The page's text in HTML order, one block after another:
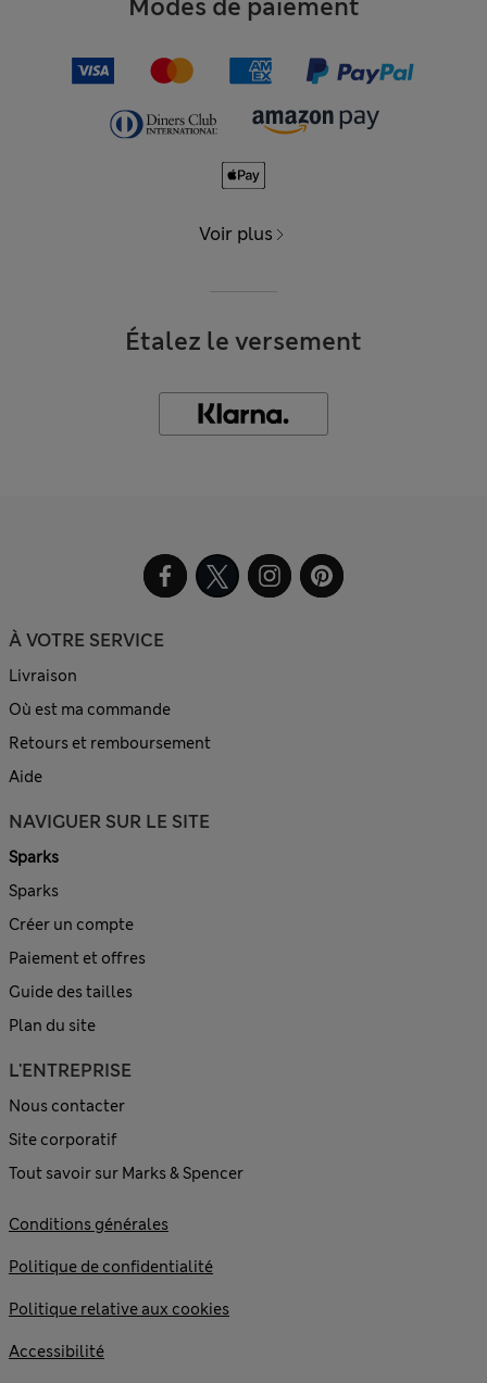
Modes de paiement
Voir plus
Étalez le versement
À VOTRE SERVICE
Livraison
Où est ma commande
Retours et remboursement
Aide
NAVIGUER SUR LE SITE
Sparks
Sparks
Créer un compte
Paiement et offres
Guide des tailles
Plan du site
L'ENTREPRISE
Nous contacter
Site corporatif
Tout savoir sur Marks & Spencer
Conditions générales
Politique de confidentialité
Politique relative aux cookies
Accessibilité